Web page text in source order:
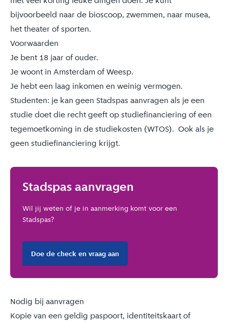
bijvoorbeeld naar de bioscoop, zwemmen, naar musea,
het theater of sporten.
Voorwaarden
Je bent 18 jaar of ouder.
Je woont in Amsterdam of Weesp.
Je hebt een laag inkomen en weinig vermogen.
Studenten: je kan geen Stadspas aanvragen als je een
studie doet die recht geeft op studiefinanciering of een
tegemoetkoming in de studiekosten (WTOS). Ook als je
geen studiefinanciering krijgt.
Stadspas aanvragen
Wil jij weten of je in aanmerking komt voor een
Stadspas?
Doe de check en vraag aan
Nodig bij aanvragen
Kopie van een geldig paspoort, identiteitskaart of